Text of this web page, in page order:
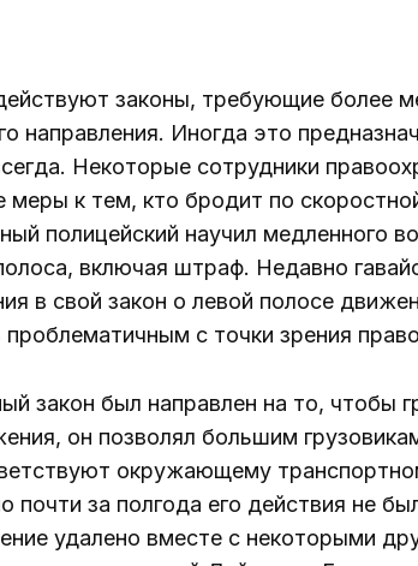
законы, требующие более
направления. Иногда это
Некоторые сотрудники
меры к тем, кто бродит по
полицейский научил медленного
включая штраф. Недавно
в свой закон о левой полосе
проблематичным с точки зрения
закон был направлен на то, чтобы
он позволял большим
окружающему
почти за полгода его действия не
удалено вместе с некоторыми